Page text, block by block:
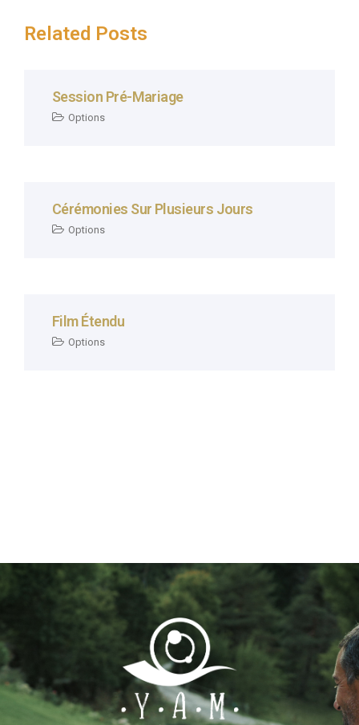
Related Posts
Session Pré-Mariage
Options
Cérémonies Sur Plusieurs Jours
Options
Film Étendu
Options